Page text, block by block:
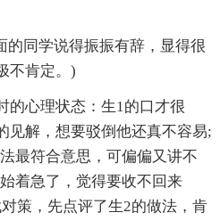
的同学说得振振有辞，显得很
不肯定。)
的心理状态：生1的口才很
见解，想要驳倒他还真不容易;
最符合意思，可偏偏又讲不
着急了，觉得要收不回来
策，先点评了生2的做法，肯